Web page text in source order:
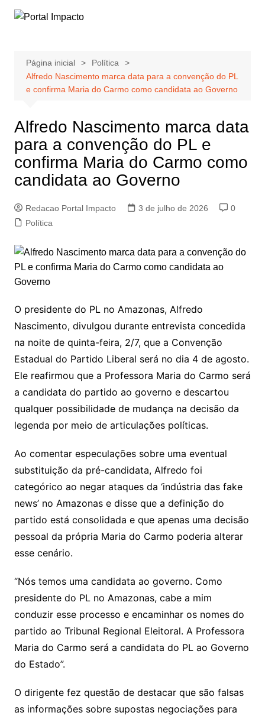
para
Página inicial
Política
Alfredo Nascimento marca data para a convenção do PL
e confirma Maria do Carmo como candidata ao Governo
Alfredo Nascimento marca data
para a convenção do PL e
confirma Maria do Carmo como
candidata ao Governo
Redacao Portal Impacto 3 de julho de 2026
0
Política
O presidente do PL no Amazonas, Alfredo
Nascimento, divulgou durante entrevista concedida
na noite de quinta-feira, 2/7, que a Convenção
Estadual do Partido Liberal será no dia 4 de agosto.
Ele reafirmou que a Professora Maria do Carmo será
a candidata do partido ao governo e descartou
qualquer possibilidade de mudança na decisão da
legenda por meio de articulações políticas.
Ao comentar especulações sobre uma eventual
substituição da pré-candidata, Alfredo foi
categórico ao negar ataques da ‘indústria das fake
news’ no Amazonas e disse que a definição do
partido está consolidada e que apenas uma decisão
pessoal da própria Maria do Carmo poderia alterar
esse cenário.
“Nós temos uma candidata ao governo. Como
presidente do PL no Amazonas, cabe a mim
conduzir esse processo e encaminhar os nomes do
partido ao Tribunal Regional Eleitoral. A Professora
Maria do Carmo será a candidata do PL ao Governo
do Estado”.
O dirigente fez questão de destacar que são falsas
as informações sobre supostas negociações para